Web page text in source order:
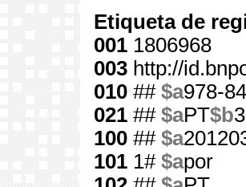
Etiqueta de
001 1806968
003 http://
010 ## $a978-
021 ## $aPT$b
100 ## $a
101 1# $apor